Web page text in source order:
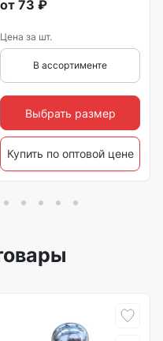
от 73 ₽
Цена за шт.
В ассортименте
Выбрать размер
Купить по оптовой цене